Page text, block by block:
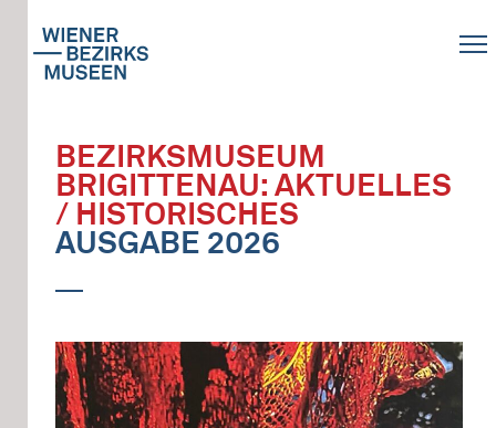
BEZIRKSMUSEUM
BRIGITTENAU: AKTUELLES
/ HISTORISCHES
AUSGABE 2026